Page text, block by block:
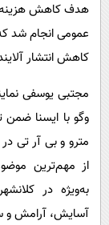
هدف کاهش
عمومی انجام شد
کاهش انتشار
مجتبی یوسفی
وگو با ایسنا ضمن
مترو و بی آر تی
از مهم‌ترین
به‌ویژه در
آسایش، آرامش و